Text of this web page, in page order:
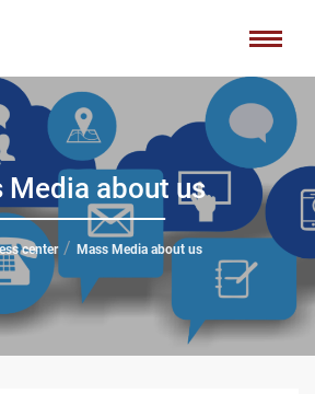
Media about us
center Mass Media about us